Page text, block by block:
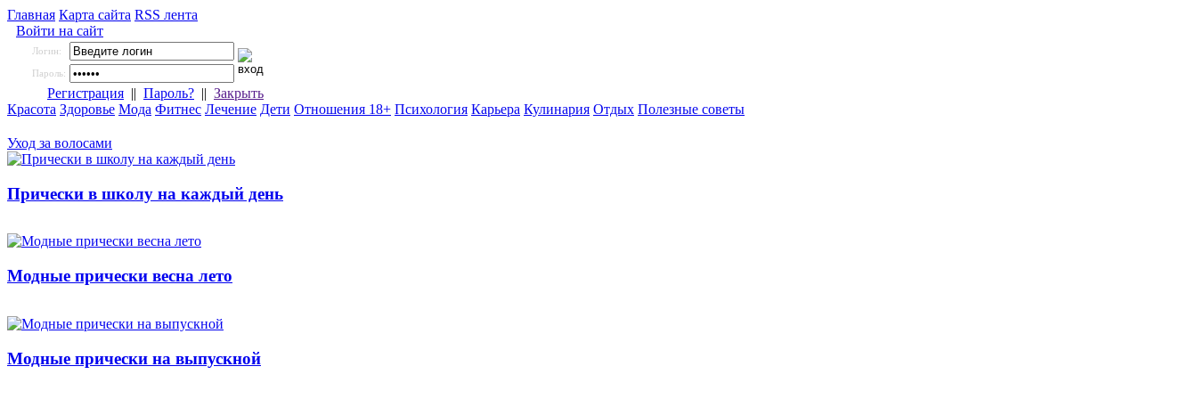
Главная Карта сайта RSS лента
Войти на сайт
Логин:
Пароль:
Регистрация || Пароль? || Закрыть
Красота Здоровье Мода Фитнес Лечение Дети Отношения 18+ Психология Карьера Кулинария Отдых Полезные советы
Уход за волосами
Прически в школу на каждый день
Модные прически весна лето
Модные прически на выпускной